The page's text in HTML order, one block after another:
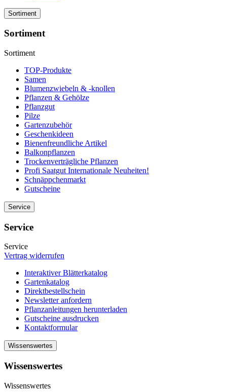
Sortiment
Sortiment
Sortiment
TOP-Produkte
Samen
Blumenzwiebeln & -knollen
Pflanzen & Gehölze
Pflanzgut
Pilze
Gartenzubehör
Geschenkideen
Bienenfreundliche Artikel
Balkonpflanzen
Trockenverträgliche Pflanzen
Profi Saatgut Internationale Neuheiten!
Schnäppchenmarkt
Gutscheine
Service
Service
Service
Vertrag widerrufen
Interaktiver Blätterkatalog
Gartenkatalog
Direktbestellschein
Newsletter anfordern
Pflanzanleitungen herunterladen
Gutscheine ausdrucken
Kontaktformular
Wissenswertes
Wissenswertes
Wissenswertes